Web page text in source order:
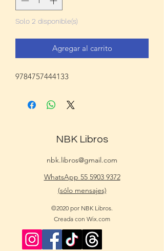
Solo 2 disponible(s)
Agregar al carrito
9784757444133
NBK Libros
nbk.libros@gmail.com
WhatsApp 55 5903 9372
(sólo mensajes)
©2020 por NBK Libros.
Creada con Wix.com